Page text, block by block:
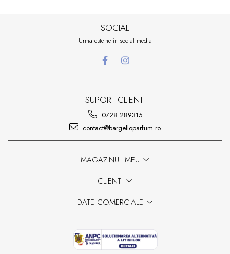
SOCIAL
Urmareste-ne in social media
SUPORT CLIENTI
0728 289315
contact@bargelloparfum.ro
MAGAZINUL MEU
CLIENTI
DATE COMERCIALE